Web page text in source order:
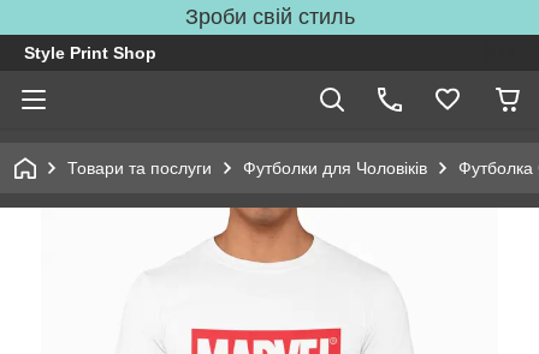
Зроби свій стиль
Style Print Shop
Товари та послуги Футболки для Чоловіків Футболка